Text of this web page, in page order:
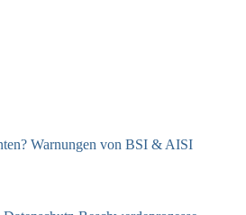
Warnungen von BSI & AISI